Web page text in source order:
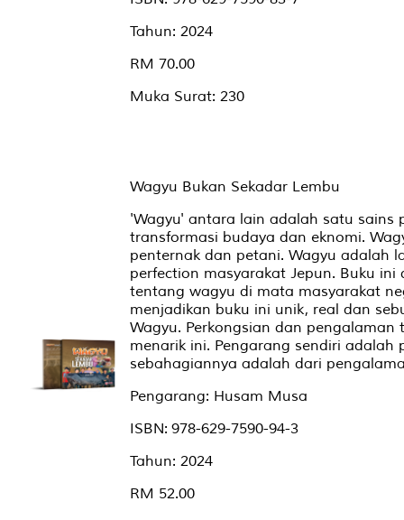
Tahun: 2024
RM 70.00
Muka Surat: 230
Wagyu Bukan Sekadar Lembu
'Wagyu' antara lain adalah satu sains
transformasi budaya dan eknomi.
penternak dan petani. Wagyu adalah
perfection masyarakat Jepun. Buku
tentang wagyu di mata masyarakat
menjadikan buku ini unik, real dan
Wagyu. Perkongsian dan
menarik ini. Pengarang sendiri
sebahagiannya adalah dari
Pengarang: Husam Musa
ISBN: 978-629-7590-94-3
Tahun: 2024
RM 52.00